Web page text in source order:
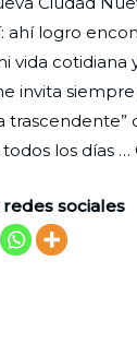
ahí logro
vida cotidiana
invita siempre
los días …
sociales